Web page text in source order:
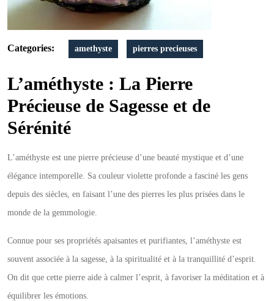
Categories: amethyste pierres precieuses
L’améthyste : La Pierre
Précieuse de Sagesse et de
Sérénité
L’améthyste est une pierre précieuse d’une beauté mystique et d’une
élégance intemporelle. Sa couleur violette profonde a fasciné les gens
depuis des siècles, en faisant l’une des pierres les plus prisées dans le
monde de la gemmologie.
Connue pour ses propriétés apaisantes et purifiantes, l’améthyste est
souvent associée à la sagesse, à la spiritualité et à la tranquillité d’esprit.
On dit que cette pierre aide à calmer l’esprit, à favoriser la méditation et à
équilibrer les émotions.